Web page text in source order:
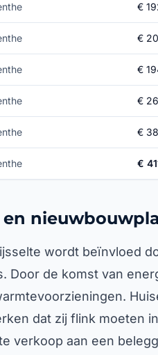
€
€
€
€
€
€
wordt beïnvloed
Door de komst van
dat zij flink moeten
verkoop aan een